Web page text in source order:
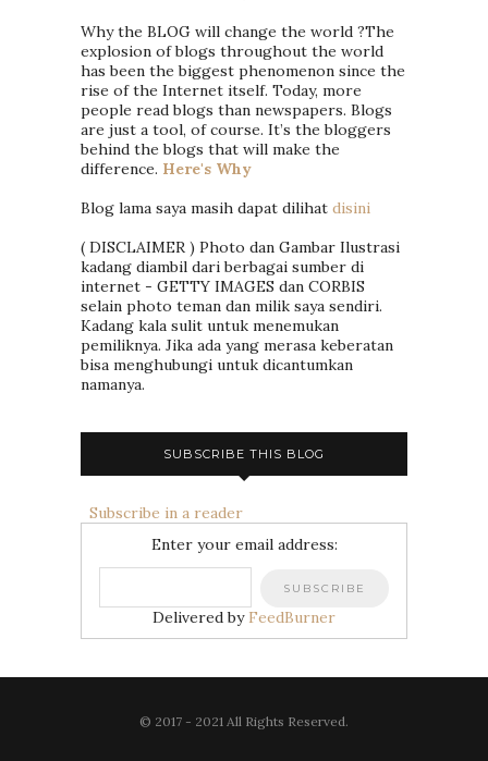
Why the BLOG will change the world ?The
explosion of blogs throughout the world
has been the biggest phenomenon since the
rise of the Internet itself. Today, more
people read blogs than newspapers. Blogs
are just a tool, of course. It’s the bloggers
behind the blogs that will make the
difference. Here's Why
Blog lama saya masih dapat dilihat disini
( DISCLAIMER ) Photo dan Gambar Ilustrasi
kadang diambil dari berbagai sumber di
internet - GETTY IMAGES dan CORBIS
selain photo teman dan milik saya sendiri.
Kadang kala sulit untuk menemukan
pemiliknya. Jika ada yang merasa keberatan
bisa menghubungi untuk dicantumkan
namanya.
SUBSCRIBE THIS BLOG
Subscribe in a reader
Enter your email address:
Delivered by FeedBurner
© 2017 - 2021 All Rights Reserved.